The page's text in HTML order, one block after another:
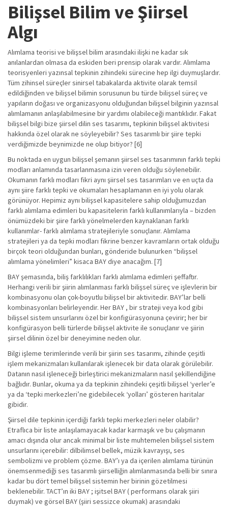
Bilişsel Bilim ve Şiirsel
Algı
Alımlama teorisi ve bilişsel bilim arasındaki ilişki ne kadar sık
anılanlardan olmasa da eskiden beri prensip olarak vardır. Alımlama
teorisyenleri yazınsal tepkinin zihindeki sürecine hep ilgi duymuşlardır.
Tüm zihinsel süreçler sinirsel tabakalarda aktivite olarak temsil
edildiğinden ve bilişsel bilimin sorusunun bu türde bilişsel süreç ve
yapıların doğası ve organizasyonu olduğundan bilişsel bilginin yazınsal
alımlamanın anlaşılabilmesine bir yardımı olabileceği mantıklıdır. Fakat
bilişsel bilgi bize şiirsel dilin ses tasarımı, tepkinin bilişsel aktivitesi
hakkında özel olarak ne söyleyebilir? Ses tasarımlı bir şiire tepki
verdiğimizde beynimizde ne olup bitiyor? [6]
Bu noktada en uygun bilişsel şemanın şiirsel ses tasarımının farklı tepki
modları anlamında tasarlanmasına izin veren olduğu söylenebilir.
Okumanın farklı modları fikri aynı şiirsel ses tasarımları ve en uçta da
aynı şiire farklı tepki ve okumaları hesaplamanın en iyi yolu olarak
görünüyor. Hepimiz aynı bilişsel kapasitelere sahip olduğumuzdan
farklı alımlama edimleri bu kapasitelerin farklı kullanımlarıyla – bizden
önümüzdeki bir şiire farklı yönelmelerden kaynaklanan farklı
kullanımlar- farklı alımlama stratejileriyle sonuçlanır. Alımlama
stratejileri ya da tepki modları fikrine benzer kavramların ortak olduğu
birçok teori olduğundan bunları, gönderide bulunurken “bilişsel
alımlama yönelimleri” kisaca BAY diye anacağım. [7]
BAY şemasında, biliş farklılıkları farklı alımlama edimleri şeffaftır.
Herhangi verili bir şiirin alımlanması farklı bilişsel süreç ve işlevlerin bir
kombinasyonu olan çok-boyutlu bilişsel bir aktivitedir. BAY’lar belli
kombinasyonları belirleyendir. Her BAY , bir strateji veya kod gibi
bilişsel sistem unsurlarını özel bir konfigürasyonuna çevirir; her bir
konfigürasyon belli türlerde bilişsel aktivite ile sonuçlanır ve şiirin
şiirsel dilinin özel bir deneyimine neden olur.
Bilgi işleme terimlerinde verili bir şiirin ses tasarımı, zihinde çeşitli
işlem mekanizmaları kullanılarak işlenecek bir data olarak görülebilir.
Datanın nasıl işleneceği birleştirici mekanizmaların nasıl şekillendiğine
bağlıdır. Bunlar, okuma ya da tepkinin zihindeki çeşitli bilişsel ‘yerler’e
ya da ‘tepki merkezleri’ne gidebilecek ‘yolları’ gösteren haritalar
gibidir.
Şiirsel dile tepkinin içerdiği farklı tepki merkezleri neler olabilir?
Etraflıca bir liste anlaşılamayacak kadar karmaşık ve bu çalışmanın
amacı dışında olur ancak minimal bir liste muhtemelen bilişsel sistem
unsurlarını içerebilir: dilbilimsel bellek, müzik kavrayışı, ses
sembolizmi ve problem çözme. BAY’ı ya da içerilen alımlama türünün
önemsenmediği ses tasarımlı şiirselliğin alımlanmasında belli bir sınıra
kadar bu dört temel bilişsel sistemin her birinin gözetilmesi
beklenebilir. TACT’ın iki BAY ; işitsel BAY ( performans olarak şiiri
duymak) ve görsel BAY (şiiri sessizce okumak) arasındaki